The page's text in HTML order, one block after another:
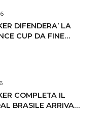
DIFENDERA’ LA
DA FINE
COMPLETA IL